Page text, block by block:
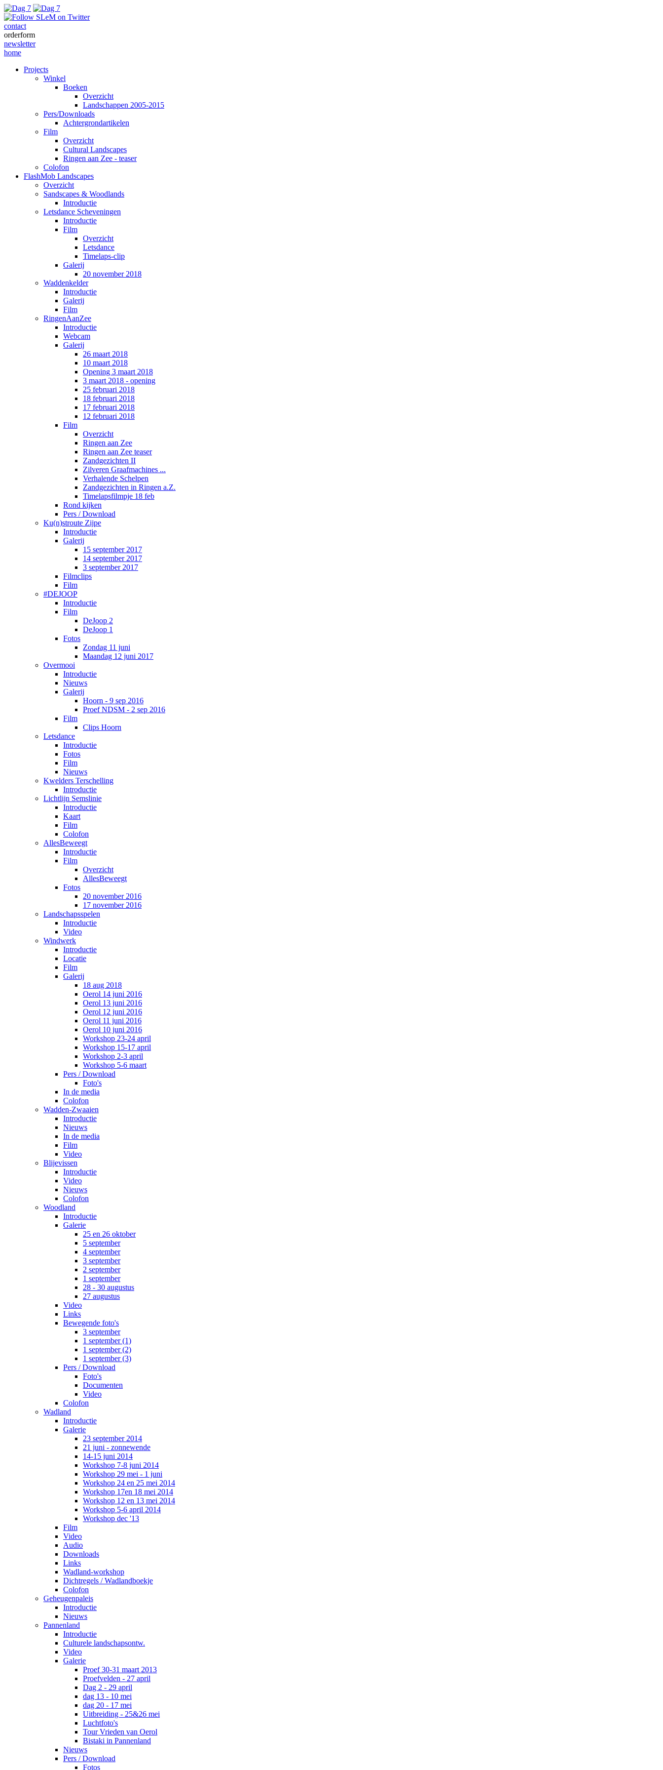
contact
orderform
newsletter
home
Projects
Winkel
Boeken
Overzicht
Landschappen 2005-2015
Pers/Downloads
Achtergrondartikelen
Film
Overzicht
Cultural Landscapes
Ringen aan Zee - teaser
Colofon
FlashMob Landscapes
Overzicht
Sandscapes & Woodlands
Introductie
Letsdance Scheveningen
Introductie
Film
Overzicht
Letsdance
Timelaps-clip
Galerij
20 november 2018
Waddenkelder
Introductie
Galerij
Film
RingenAanZee
Introductie
Webcam
Galerij
26 maart 2018
10 maart 2018
Opening 3 maart 2018
3 maart 2018 - opening
25 februari 2018
18 februari 2018
17 februari 2018
12 februari 2018
Film
Overzicht
Ringen aan Zee
Ringen aan Zee teaser
Zandgezichten II
Zilveren Graafmachines ...
Verhalende Schelpen
Zandgezichten in Ringen a.Z.
Timelapsfilmpje 18 feb
Rond kijken
Pers / Download
Ku(n)stroute Zijpe
Introductie
Galerij
15 september 2017
14 september 2017
3 september 2017
Filmclips
Film
#DEJOOP
Introductie
Film
DeJoop 2
DeJoop 1
Fotos
Zondag 11 juni
Maandag 12 juni 2017
Overmooi
Introductie
Nieuws
Galerij
Hoorn - 9 sep 2016
Proef NDSM - 2 sep 2016
Film
Clips Hoorn
Letsdance
Introductie
Fotos
Film
Nieuws
Kwelders Terschelling
Introductie
Lichtlijn Semslinie
Introductie
Kaart
Film
Colofon
AllesBeweegt
Introductie
Film
Overzicht
AllesBeweegt
Fotos
20 november 2016
17 november 2016
Landschapsspelen
Introductie
Video
Windwerk
Introductie
Locatie
Film
Galerij
18 aug 2018
Oerol 14 juni 2016
Oerol 13 juni 2016
Oerol 12 juni 2016
Oerol 11 juni 2016
Oerol 10 juni 2016
Workshop 23-24 april
Workshop 15-17 april
Workshop 2-3 april
Workshop 5-6 maart
Pers / Download
Foto's
In de media
Colofon
Wadden-Zwaaien
Introductie
Nieuws
In de media
Film
Video
Blijevissen
Introductie
Video
Nieuws
Colofon
Woodland
Introductie
Galerie
25 en 26 oktober
5 september
4 september
3 september
2 september
1 september
28 - 30 augustus
27 augustus
Video
Links
Bewegende foto's
3 september
1 september (1)
1 september (2)
1 september (3)
Pers / Download
Foto's
Documenten
Video
Colofon
Wadland
Introductie
Galerie
23 september 2014
21 juni - zonnewende
14-15 juni 2014
Workshop 7-8 juni 2014
Workshop 29 mei - 1 juni
Workshop 24 en 25 mei 2014
Workshop 17en 18 mei 2014
Workshop 12 en 13 mei 2014
Workshop 5-6 april 2014
Workshop dec '13
Film
Video
Audio
Downloads
Links
Wadland-workshop
Dichtregels / Wadlandboekje
Colofon
Geheugenpaleis
Introductie
Nieuws
Pannenland
Introductie
Culturele landschapsontw.
Video
Galerie
Proef 30-31 maart 2013
Proefvelden - 27 april
Dag 2 - 29 april
dag 13 - 10 mei
dag 20 - 17 mei
Uitbreiding - 25&26 mei
Luchtfoto's
Tour Vrieden van Oerol
Bistaki in Pannenland
Nieuws
Pers / Download
Fotos